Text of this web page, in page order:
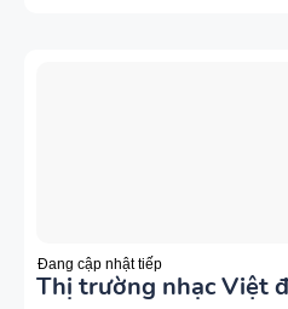
Đang cập nhật tiếp
Thị trường nhạc Việt